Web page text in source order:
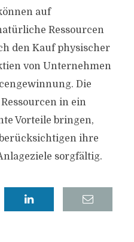
auf
Ressourcen
den Kauf physischer
von Unternehmen
Die
in ein
Vorteile bringen,
ihre
sorgfältig.